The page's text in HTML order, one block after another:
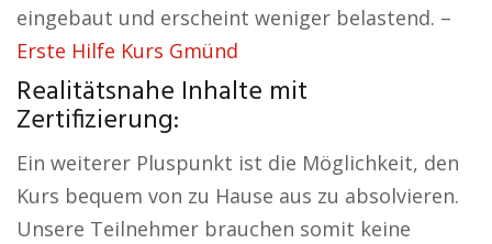
eingebaut und erscheint weniger belastend. –
Erste Hilfe Kurs Gmünd
Realitätsnahe Inhalte mit
Zertifizierung:
Ein weiterer Pluspunkt ist die Möglichkeit, den
Kurs bequem von zu Hause aus zu absolvieren.
Unsere Teilnehmer brauchen somit keine